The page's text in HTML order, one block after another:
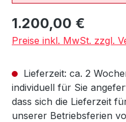
Regulärer Preis:
1.200,00 €
Preise inkl. MwSt. zzgl.
Lieferzeit: ca. 2
individuell für Sie
dass sich die Lieferzeit
unserer Betriebsferien